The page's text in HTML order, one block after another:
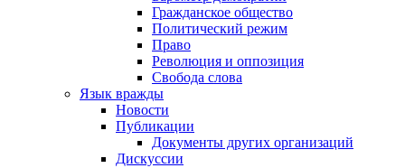
Гражданское общество
Политический режим
Право
Революция и оппозиция
Свобода слова
Язык вражды
Новости
Публикации
Документы других организаций
Дискуссии